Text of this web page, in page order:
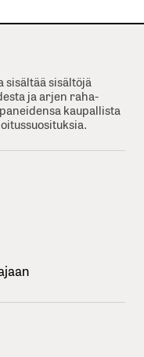
sisältää sisältöjä
ja arjen raha-
kaupallista